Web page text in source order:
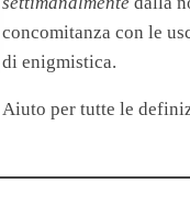
concomitanza con le
di enigmistica.
Aiuto per tutte le